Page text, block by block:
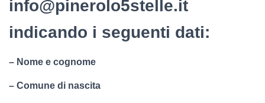
info@pinerolo5stelle.it
indicando i seguenti dati:
– Nome e cognome
– Comune di nascita